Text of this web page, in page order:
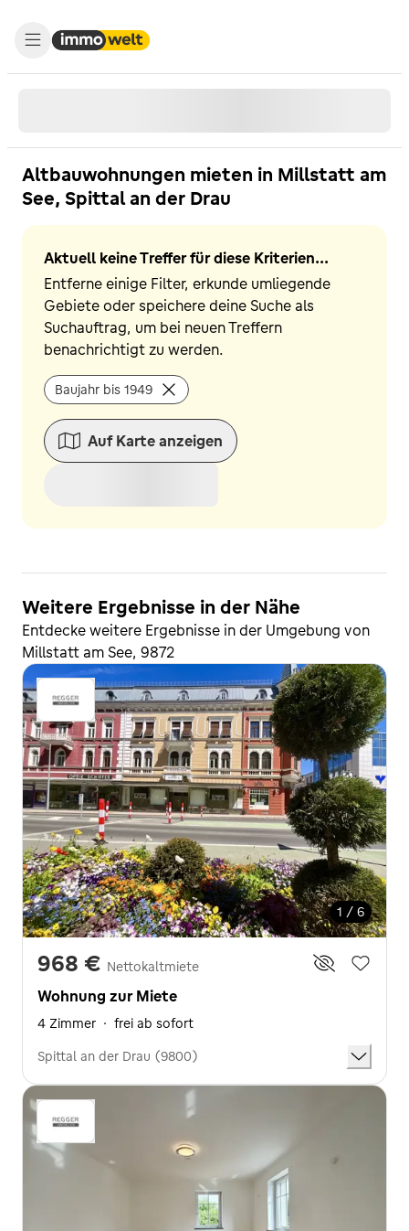
Altbauwohnungen mieten in Millstatt am
See, Spittal an der Drau
Aktuell keine Treffer für diese Kriterien...
Entferne einige Filter, erkunde umliegende
Gebiete oder speichere deine Suche als
Suchauftrag, um bei neuen Treffern
benachrichtigt zu werden.
Baujahr bis 1949
Auf Karte anzeigen
Weitere Ergebnisse in der Nähe
Entdecke weitere Ergebnisse in der Umgebung von
Millstatt am See, 9872
1 / 6
968 € Nettokaltmiete
Wohnung zur Miete
4 Zimmer · frei ab sofort
Spittal an der Drau (9800)